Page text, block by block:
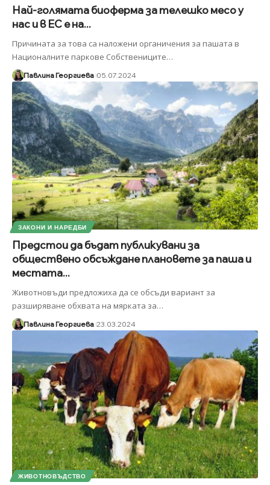
Най-голямата биоферма за телешко месо у
нас и в ЕС е на...
Причината за това са наложени органичения за пашата в
Националните паркове Собствениците…
Павлина Георгиева 05.07.2024
ЗАКОНИ И НАРЕДБИ
Предстои да бъдат публикувани за
обществено обсъждане плановете за паша и
местата...
Животновъди предложиха да се обсъди вариант за
разширяване обхвата на мярката за…
Павлина Георгиева 23.03.2024
ЖИВОТНОВЪДСТВО